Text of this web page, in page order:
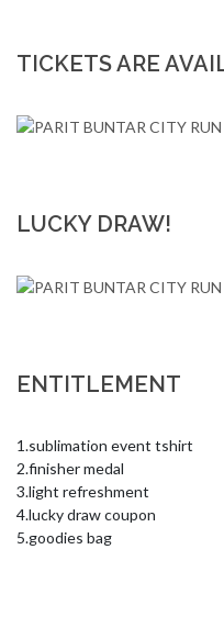
TICKETS ARE
LUCKY DRAW!
ENTITLEMENT
1.sublimation event tshirt
2.finisher medal
3.light refreshment
4.lucky draw coupon
5.goodies bag